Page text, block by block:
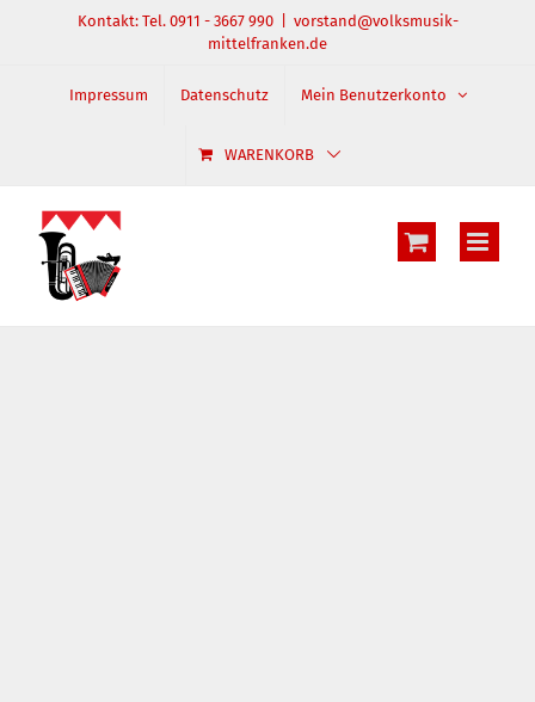
springen
Kontakt: Tel. 0911 - 3667 990
vorstand@volksmusik-
mittelfranken.de
Impressum Datenschutz Mein Benutzerkonto
WARENKORB